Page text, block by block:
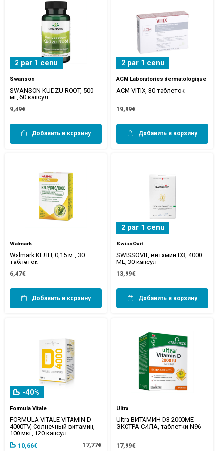
2 par 1 cenu
Swanson
SWANSON KUDZU ROOT, 500
мг, 60 капсул
9,49€
Добавить в корзину
2 par 1 cenu
ACM Laboratories dermatologique
ACM VITIX, 30 таблеток
19,99€
Добавить в корзину
Walmark
Walmark КЕЛП, 0,15 мг, 30
таблеток
6,47€
Добавить в корзину
2 par 1 cenu
SwissOvit
SWISSOVIT, витамин D3, 4000
МЕ, 30 капсул
13,99€
Добавить в корзину
-40%
Formula Vitale
FORMULA VITALE VITAMIN D
4000TV, Солнечный витамин,
100 мкг, 120 капсул
10,66€
17,77€
Ultra
Ultra ВИТАМИН D3 2000МЕ
ЭКСТРА СИЛА, таблетки N96
17,99€